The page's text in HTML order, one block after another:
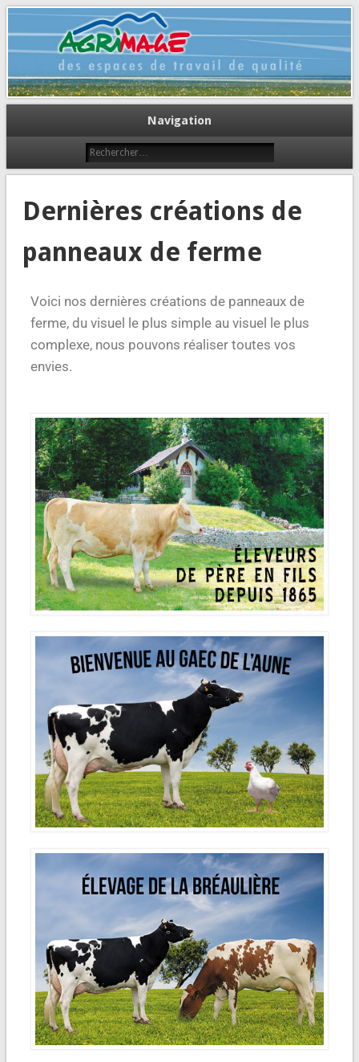
Agrimage
Des espaces de travail de qualité
Navigation
Dernières créations de
panneaux de ferme
Voici nos dernières créations de panneaux de
ferme, du visuel le plus simple au visuel le plus
complexe, nous pouvons réaliser toutes vos
envies.